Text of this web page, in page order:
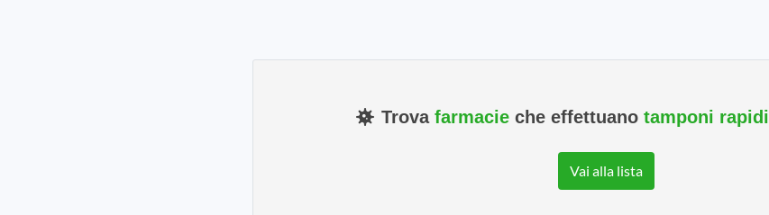
Trova farmacie che effettuano tamponi rapidi
Vai alla lista